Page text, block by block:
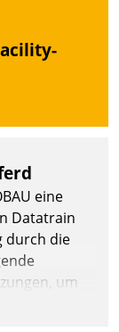
eine
Datatrain
durch die
um
weitere